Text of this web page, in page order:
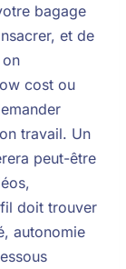
bagage
et de
cost ou
travail. Un
peut-être
doit trouver
autonomie